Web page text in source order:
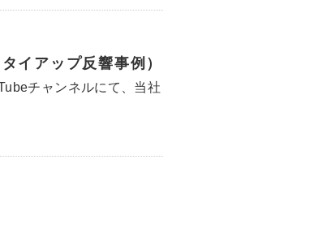
イアップ反響事例）
チャンネルにて、当社